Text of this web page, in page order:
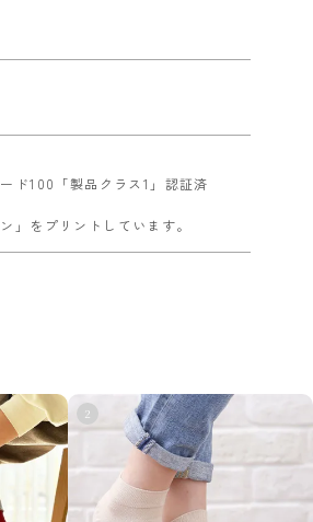
ド100「製品クラス1」認証済
」をプリントしています。